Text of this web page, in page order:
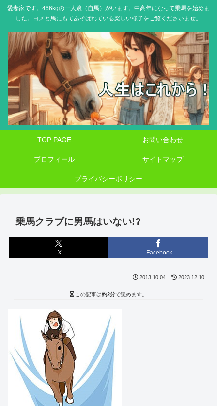
愛妻家です。466kgの一人娘（自馬）がいます。中高年になって乗馬を始めま
した。ヨメと馬にもてあそばれている楽しい様子をご覧くださいませ。
TOP PAGE お問い合わせ
プロフィール サイトマップ
プライバシーポリシー
乗馬クラブに男馬はいない!?
X Facebook
2013.10.04 2023.12.10
この記事は約2分で読めます。